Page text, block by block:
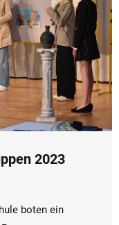
2023
boten ein